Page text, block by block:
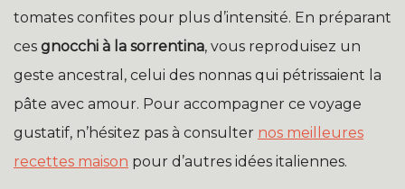
tomates confites pour plus d’intensité. En préparant
ces gnocchi à la sorrentina, vous reproduisez un
geste ancestral, celui des nonnas qui pétrissaient la
pâte avec amour. Pour accompagner ce voyage
gustatif, n’hésitez pas à consulter nos meilleures
recettes maison pour d’autres idées italiennes.